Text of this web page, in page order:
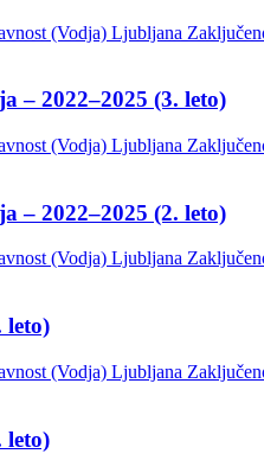
(Vodja) Ljubljana
– 2022–2025 (3. leto)
(Vodja) Ljubljana
– 2022–2025 (2. leto)
(Vodja) Ljubljana
leto)
(Vodja) Ljubljana
leto)